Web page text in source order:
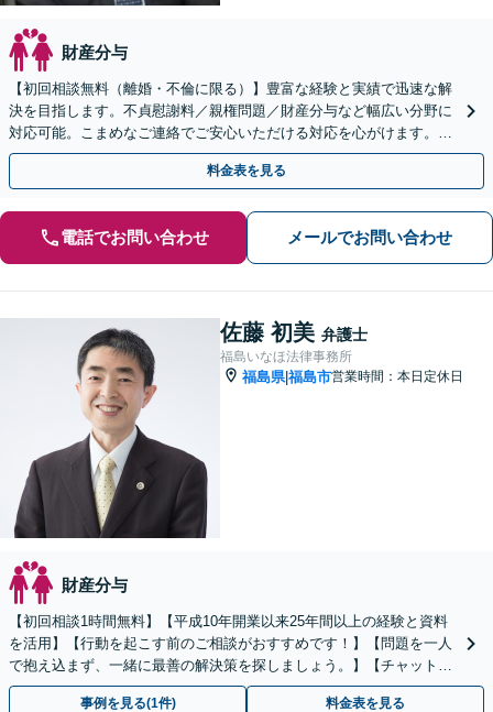
財産分与
【初回相談無料（離婚・不倫に限る）】豊富な経験と実績で迅速な解
決を目指します。不貞慰謝料／親権問題／財産分与など幅広い分野に
対応可能。こまめなご連絡でご安心いただける対応を心がけます。
【分割払い可能】
料金表を見る
電話でお問い合わせ メールでお問い合わせ
佐藤 初美 弁護士
福島いなほ法律事務所
福島県|福島市営業時間：本日定休日
財産分与
【初回相談1時間無料】【平成10年開業以来25年間以上の経験と資料
を活用】【行動を起こす前のご相談がおすすめです！】【問題を一人
で抱え込まず、一緒に最善の解決策を探しましょう。】【チャットツ
ールも用いたこまめな連絡】
事例を見る(1件) 料金表を見る